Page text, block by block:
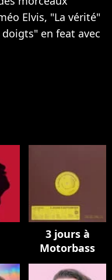
Elvis, "La vérité"
en feat avec
3 jours à
Motorbass